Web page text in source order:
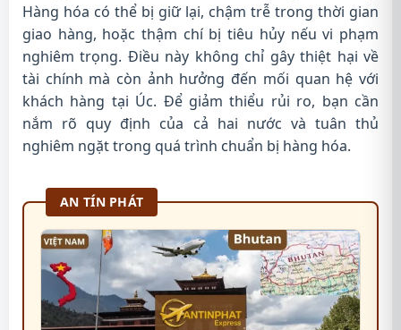
Hàng hóa có thể bị giữ lại, chậm trễ trong thời gian
giao hàng, hoặc thậm chí bị tiêu hủy nếu vi phạm
nghiêm trọng. Điều này không chỉ gây thiệt hại về
tài chính mà còn ảnh hưởng đến mối quan hệ với
khách hàng tại Úc. Để giảm thiểu rủi ro, bạn cần
nắm rõ quy định của cả hai nước và tuân thủ
nghiêm ngặt trong quá trình chuẩn bị hàng hóa.
AN TÍN PHÁT